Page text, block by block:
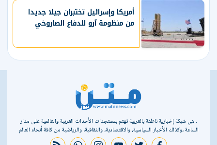
أمريكا وإسرائيل تختبران جيلا جديدا
من منظومة آرو للدفاع الصاروخي
، هي شبكة إخبارية ناطقة بالعربية تهتم بمستجدات الأحداث العربية والعالمية على مدار
الساعة ،وكذلك الأخبار السياسية، والاقتصادية، والثقافية، والرياضية من كافة أنحاء العالم